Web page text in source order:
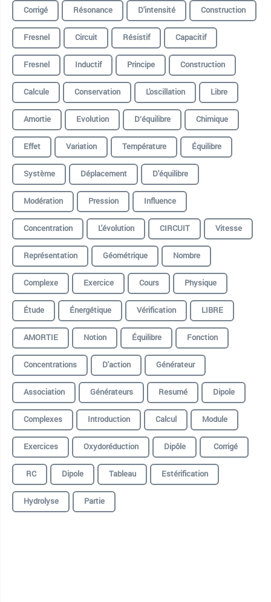
Corrigé
Résonance D'intensité
Construction
Fresnel
Circuit Résistif
Capacitif
Fresnel
Inductif Principe
Construction
Calcule
Conservation L'oscillation
Libre
Amortie
Evolution D’équilibre
Chimique
Effet
Variation Température
Équilibre
Système
Déplacement
D'équilibre
Modération
Pression
Influence
Concentration
L'évolution CIRCUIT
Vitesse
Représentation
Géométrique
Nombre
Complexe
Exercice Cours
Physique
Étude
Énergétique Vérification
LIBRE
AMORTIE
Notion Équilibre
Fonction
Concentrations
D'action
Générateur
Association
Générateurs Resumé
Dipole
Complexes
Introduction Calcul
Module
Exercices
Oxydoréduction Dipôle
Corrigé
RC
Dipole Tableau
Estérification
Hydrolyse
Partie